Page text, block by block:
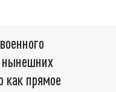
нынешних
как прямое